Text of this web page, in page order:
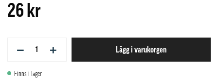
26 kr
− + Lägg i varukorgen
Finns i lager